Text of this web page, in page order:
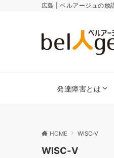
広島 | ベルアージュの放
発達障害とは
HOME WISC-Ⅴ
WISC-Ⅴ